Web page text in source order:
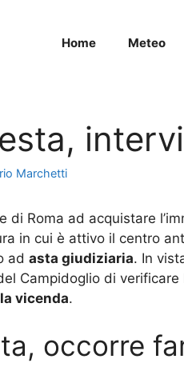
Home Meteo
Marchetti
di Roma ad acquistare
in cui è attivo il centro
ad asta giudiziaria. In
Campidoglio di
vicenda.
occorre